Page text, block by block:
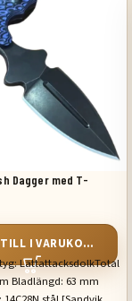
Dagger med T-
LÄGG TILL I VARUKORG
LättattacksdolkTotal
Bladlängd: 63 mm